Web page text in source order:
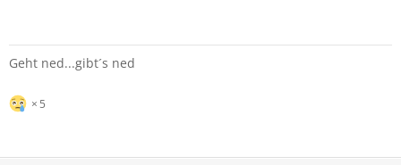
Geht ned...gibt´s ned
5